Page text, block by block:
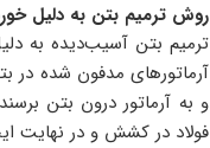
روش ترمیم بتن به دلیل
ترمیم بتن آسیب‌دیده به
آرماتورهای مدفون شده
و به آرماتور درون بتن
فولاد در کشش و در نهایت